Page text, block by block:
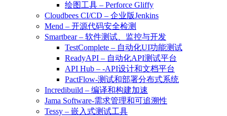
绘图工具 – Perforce Gliffy
Cloudbees CI/CD – 企业版Jenkins
Mend – 开源代码安全检测
Smartbear – 软件测试、监控与开发
TestComplete – 自动化UI功能测试
ReadyAPI – 自动化API测试平台
API Hub – -API设计和文档平台
PactFlow-测试和部署分布式系统
Incredibuild – 编译和构建加速
Jama Software-需求管理和可追溯性
Tessy – 嵌入式测试工具